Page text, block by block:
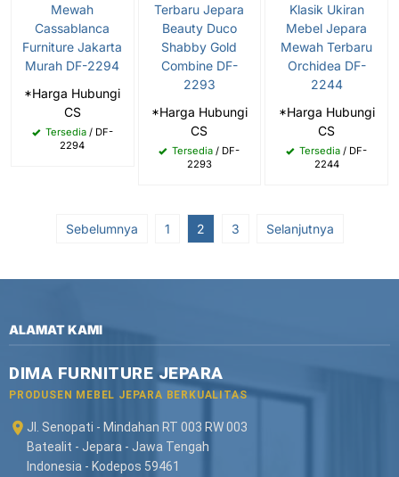
Mewah
Cassablanca
Furniture Jakarta
Murah DF-2294
*Harga Hubungi
CS
Tersedia/ DF-
2294
Terbaru Jepara
Beauty Duco
Shabby Gold
Combine DF-
2293
*Harga Hubungi
CS
Tersedia / DF-
2293
Klasik Ukiran
Mebel Jepara
Mewah Terbaru
Orchidea DF-
2244
*Harga Hubungi
CS
Tersedia / DF-
2244
Sebelumnya 1 2 3 Selanjutnya
ALAMAT KAMI
DIMA FURNITURE JEPARA
PRODUSEN MEBEL JEPARA BERKUALITAS
Jl. Senopati - Mindahan RT 003 RW 003
Batealit - Jepara - Jawa Tengah
Indonesia - Kodepos 59461